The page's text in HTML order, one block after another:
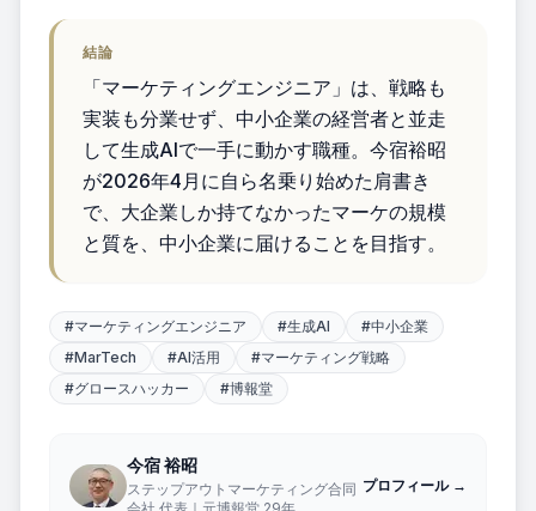
ー
資料ダ
ウンロ
ード
診断
お
問
結論
「マーケティングエンジニア」は、戦略も
実装も分業せず、中小企業の経営者と並走
して生成AIで一手に動かす職種。今宿裕昭
が2026年4月に自ら名乗り始めた肩書き
で、大企業しか持てなかったマーケの規模
と質を、中小企業に届けることを目指す。
#マーケティングエンジニア #生成AI #中小企業
#MarTech #AI活用 #マーケティング戦略
#グロースハッカー #博報堂
今宿 裕昭
ステップアウトマーケティング合同 プロフィール →